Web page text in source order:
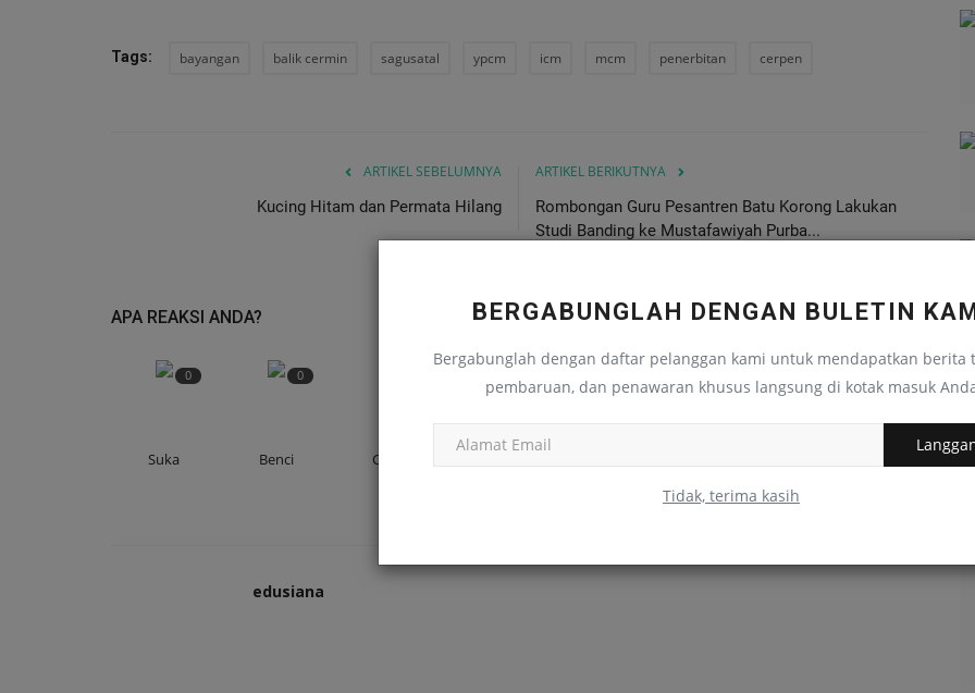
BERGABUNGLAH DENGAN BULETIN
Bergabunglah dengan daftar pelanggan kami untuk mendapatkan berita
pembaruan, dan penawaran khusus langsung di kotak masuk
Tidak, terima kasih
Tags: bayangan balik cermin sagusatal ypcm icm mcm penerbitan cerpen
ARTIKEL SEBELUMNYA
Kucing Hitam dan Permata Hilang
ARTIKEL BERIKUTNYA
Rombongan Guru Pesantren Batu Korong Lakukan
Studi Banding ke Mustafawiyah Purba...
APA REAKSI ANDA?
0
Suka
0
Benci Cinta
edusiana